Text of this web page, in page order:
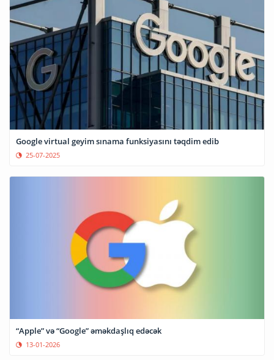
Google virtual geyim sınama funksiyasını təqdim edib
25-07-2025
“Apple” və “Google” əməkdaşlıq edəcək
13-01-2026